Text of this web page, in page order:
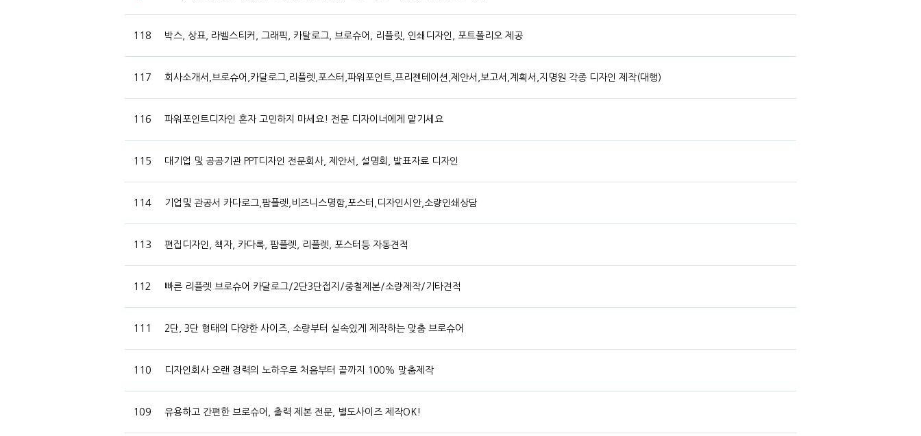
118 박스, 상표, 라벨스티커, 그래픽, 카탈로그, 브로슈어, 리플릿, 인쇄디자인, 포트폴리오 제공
117 회사소개서,브로슈어,카달로그,리플렛,포스터,파워포인트,프리젠테이션,제안서,보고서,계획서,지명원 각종 디자인 제작(대행)
116 파워포인트디자인 혼자 고민하지 마세요! 전문 디자이너에게 맡기세요
115 대기업 및 공공기관 PPT디자인 전문회사, 제안서, 설명회, 발표자료 디자인
114 기업및 관공서 카다로그,팜플렛,비즈니스명함,포스터,디자인시안,소량인쇄상담
113 편집디자인, 책자, 카다록, 팜플렛, 리플렛, 포스터등 자동견적
112 빠른 리플렛 브로슈어 카달로그/2단3단접지/중철제본/소량제작/기타견적
111 2단, 3단 형태의 다양한 사이즈, 소량부터 실속있게 제작하는 맞춤 브로슈어
110 디자인회사 오랜 경력의 노하우로 처음부터 끝까지 100% 맞춤제작
109 유용하고 간편한 브로슈어, 출력 제본 전문, 별도사이즈 제작OK!